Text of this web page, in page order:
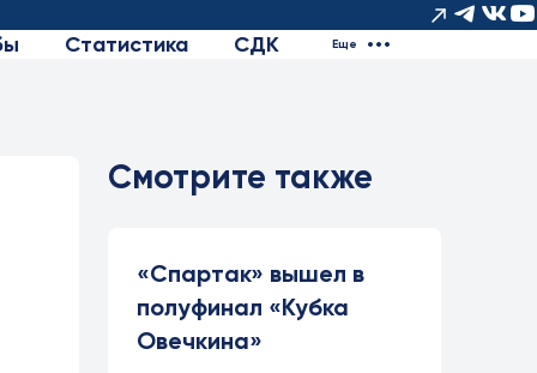
Статистика СДК Еще
Смотрите также
«Спартак» вышел в
полуфинал «Кубка
Овечкина»